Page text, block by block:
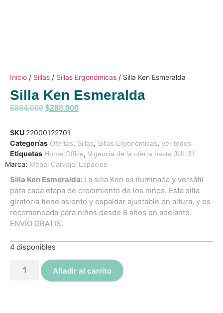
Inicio / Sillas / Sillas Ergonómicas / Silla Ken Esmeralda
Silla Ken Esmeralda
$894.000 $288.000
SKU 22000122701
Categorías Ofertas, Sillas, Sillas Ergonómicas, Ver todos
Etiquetas Home Office, Vigencia de la oferta hasta JUL 31
Marca: Mepal Carvajal Espacios
Silla Ken Esmeralda: La silla Ken es iluminada y versátil
para cada etapa de crecimiento de los niños. Esta silla
giratoria tiene asiento y espaldar ajustable en altura, y es
recomendada para niños desde 8 años en adelante.
ENVÍO GRATIS.
4 disponibles
Añadir al carrito